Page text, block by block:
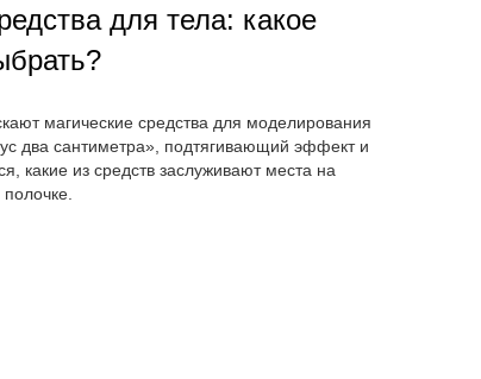
для тела: какое
магические средства для моделирования
два сантиметра», подтягивающий эффект и
какие из средств заслуживают места на
полочке.